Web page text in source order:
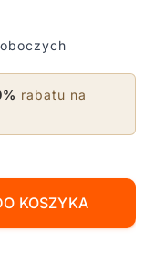
rabatu na
KOSZYKA